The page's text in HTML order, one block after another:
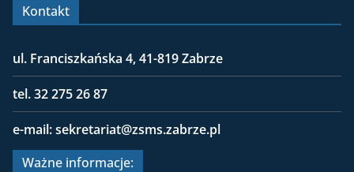
Kontakt
ul. Franciszkańska 4, 41-819 Zabrze
tel. 32 275 26 87
e-mail: sekretariat@zsms.zabrze.pl
Ważne informacje: